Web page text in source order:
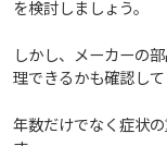
を検討しましょう。
しかし、メーカーの
理できるかも確認して
年数だけでなく症状